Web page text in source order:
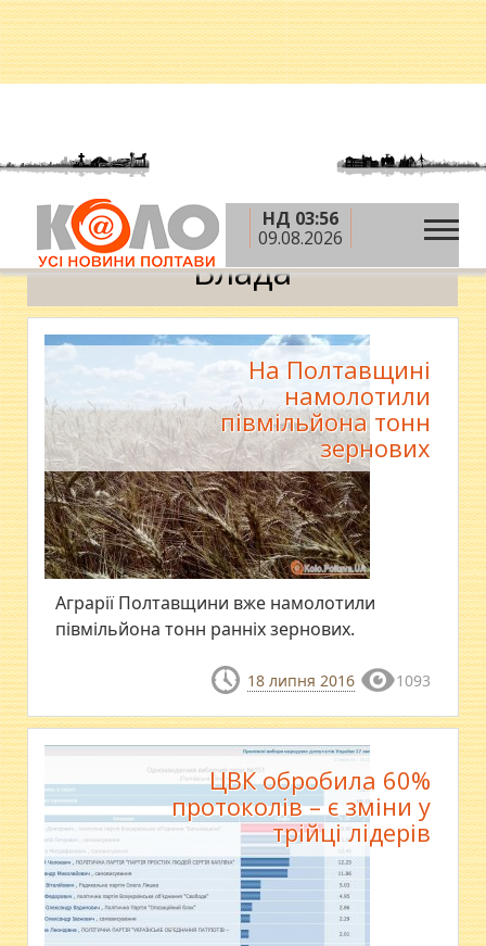
НД 03:56
09.08.2026
Головна » Новини » Влада
Влада
На Полтавщині
намолотили
півмільйона тонн
зернових
​Аграрії Полтавщини вже намолотили
півмільйона тонн ранніх зернових.
18 липня 2016 1093
ЦВК обробила 60%
протоколів – є зміни у
трійці лідерів